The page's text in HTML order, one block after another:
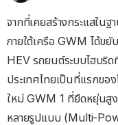
จากที่เคยสร้างกระแสใน
ภายใต้เครือ GWM ได้ขยั
HEV รถยนต์ระบบไฮบริด
ประเทศไทยเป็นที่แรกขอ
ใหม่ GWM 1 ที่ยืดหยุ่นสูง
หลายรูปแบบ (Multi-